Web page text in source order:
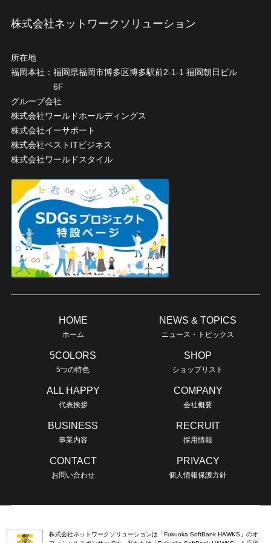
株式会社ネットワークソリューション
所在地
福岡本社： 福岡県福岡市博多区博多駅前2-1-1 福岡朝日ビル
6F
グループ会社
株式会社ワールドホールディングス
株式会社イーサポート
株式会社ベストITビジネス
株式会社ワールドスタイル
HOME
ホーム
NEWS & TOPICS
ニュース・トピックス
5COLORS
5つの特色
SHOP
ショップリスト
ALL HAPPY
代表挨拶
COMPANY
会社概要
BUSINESS
事業内容
RECRUIT
採用情報
CONTACT
お問い合わせ
PRIVACY
個人情報保護方針
株式会社ネットワークソリューションは「Fukuoka SoftBank HAWKS」のオ